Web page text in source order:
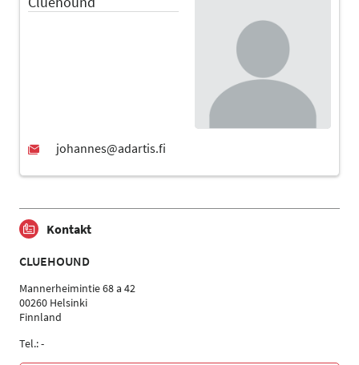
Kontakt
CLUEHOUND
Mannerheimintie 68 a 42
00260 Helsinki
Finnland
Tel.: -